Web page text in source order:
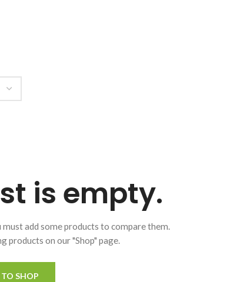
is empty.
add some products to compare them.
products on our "Shop" page.
SHOP